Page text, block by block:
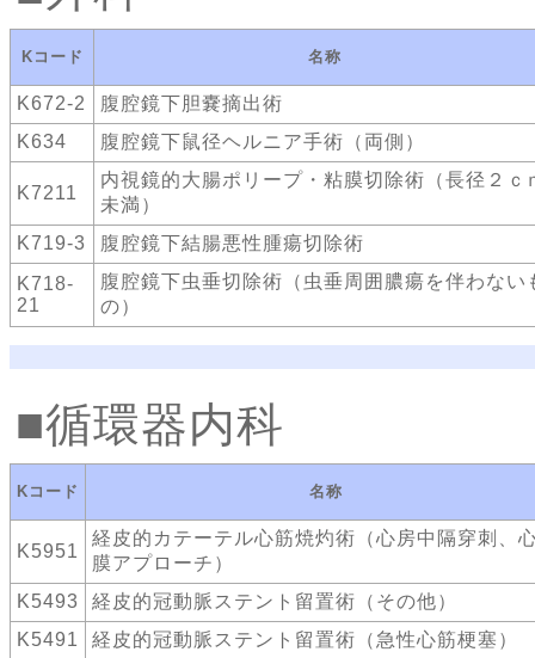
Kコード 名称
K672-2
腹腔鏡下胆嚢摘出術
K634
腹腔鏡下鼠径ヘルニア手術（両側）
K7211
内視鏡的大腸ポリープ・粘膜切除術（長径２ｃ
未満）
K719-3
腹腔鏡下結腸悪性腫瘍切除術
K718-
21
腹腔鏡下虫垂切除術（虫垂周囲膿瘍を伴わない
の）
循環器内科
Kコード 名称
K5951
経皮的カテーテル心筋焼灼術（心房中隔穿刺、
膜アプローチ）
K5493
経皮的冠動脈ステント留置術（その他）
K5491
経皮的冠動脈ステント留置術（急性心筋梗塞）